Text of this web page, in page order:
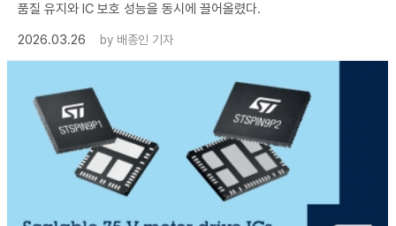
품질 유지와 IC 보호 성능을 동시에 끌어올렸다.
2026.03.26
by 배종인 기자